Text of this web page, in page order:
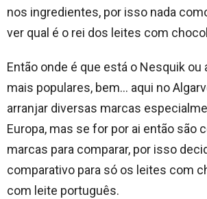
nos ingredientes, por isso nada
ver qual é o rei dos leites com
Então onde é que está o Nesquik
mais populares, bem… aqui no
arranjar diversas marcas
Europa, mas se for por ai então são
marcas para comparar, por isso
comparativo para só os leites com
com leite português.